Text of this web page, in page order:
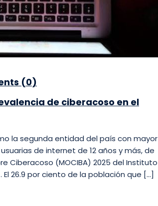
(0)
de ciberacoso en el
la segunda entidad del país con mayor
de internet de 12 años y más, de
Ciberacoso (MOCIBA) 2025 del Instituto
26.9 por ciento de la población que […]